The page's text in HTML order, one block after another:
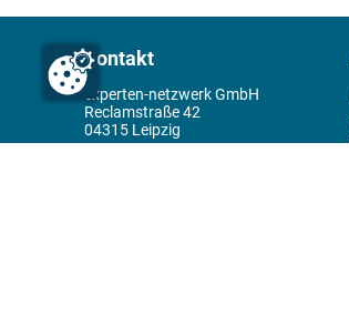
Kontakt
experten-netzwerk GmbH
Reclamstraße 42
04315 Leipzig